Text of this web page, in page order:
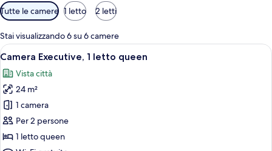
Filtri
disponibili
per
le
camere
Tutte le camere 1 letto 2 letti
Stai visualizzando 6 su 6 camere
Apri
tutte
le
foto
per
Camera
Executive,
1
Una camera d'albergo con un letto
10
Camera Executive, 1 letto queen
Vista città
24 m²
1 camera
Per 2 persone
1 letto queen